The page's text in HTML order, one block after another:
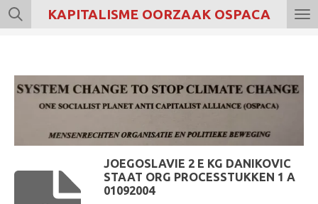
Ga
de
hoofdinhoud
KAPITALISME OORZAAK OSPACA
JOEGOSLAVIE 2 E KG DANIKOVIC
STAAT ORG PROCESSTUKKEN 1 A
01092004